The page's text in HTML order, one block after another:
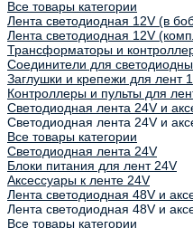
Все товары категории
Лента светодиодная 12V (в
Лента светодиодная 12V
Трансформаторы и
Соединители для
Заглушки и крепежи для лент
Контроллеры и пульты для
Светодиодная лента 24V и
Светодиодная лента 24V и
Все товары категории
Светодиодная лента 24V
Блоки питания для лент 24V
Аксессуары к ленте 24V
Лента светодиодная 48V и
Лента светодиодная 48V и
Все товары категории